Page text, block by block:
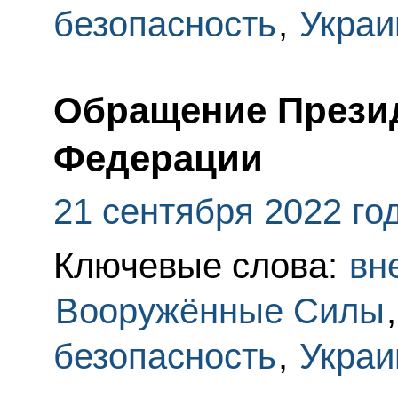
безопасность,
Обращение
Федерации
21 сентября 2022
Ключевые слова:
Вооружённые Силы
безопасность,